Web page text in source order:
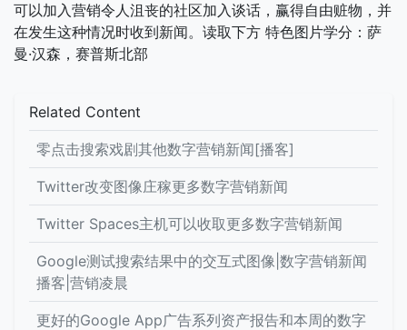
可以加入营销令人沮丧的社区加入谈话，赢得自由赃物，并
在发生这种情况时收到新闻。读取下方 特色图片学分：萨
曼·汉森，赛普斯北部
Related Content
零点击搜索戏剧其他数字营销新闻[播客]
Twitter改变图像庄稼更多数字营销新闻
Twitter Spaces主机可以收取更多数字营销新闻
Google测试搜索结果中的交互式图像|数字营销新闻
播客|营销凌晨
更好的Google App广告系列资产报告和本周的数字